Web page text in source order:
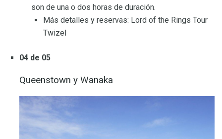
son de una o dos horas de duración.
Más detalles y reservas: Lord of the Rings Tour
Twizel
04 de 05
Queenstown y Wanaka